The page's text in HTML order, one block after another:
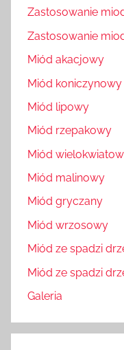
Zastosowanie
Zastosowanie
Miód akacjowy
Miód koniczynowy
Miód lipowy
Miód rzepakowy
Miód
Miód malinowy
Miód gryczany
Miód wrzosowy
Miód ze spadzi
Miód ze spadzi
Galeria